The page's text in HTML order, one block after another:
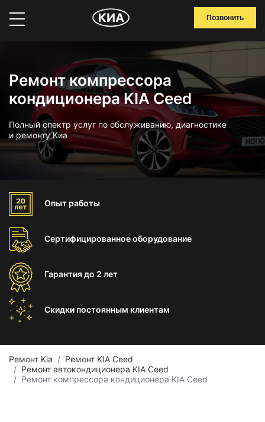
Позвонить
Ремонт компрессора
кондиционера KIA Ceed
Полный спектр услуг по обслуживанию, диагностике
и ремонту Киа
Опыт работы
Сертифицированноеоборудование
Гарантиядо 2 лет
Скидки постоянным клиентам
Ремонт Kia
Ремонт KIA Ceed
Ремонт автокондиционера KIA Ceed
Ремонт компрессора кондиционера KIA Ceed